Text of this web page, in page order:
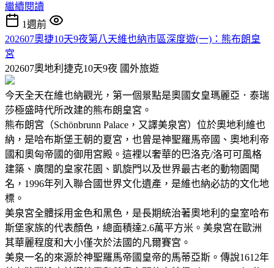
繼續閱讀
1週前
202607奧捷10天9夜第八天維也納市區深度遊(一)：熊布朗皇
宮
202607奧地利捷克10天9夜 國外旅遊
今天全天在維也納觀光，第一個景點是奧國女皇瑪麗亞．泰瑞
莎極盛時代所改建的熊布朗皇宮。
熊布朗宮（Schönbrunn Palace，又譯美泉宮）位於奧地利維也
納，是哈布斯堡王朝的夏宮，也曾是神聖羅馬帝國、奧地利帝
國和奧匈帝國的御用宮殿。這裡以奢華的巴洛克/洛可可風格
建築、廣闊的皇家花園、凱旋門以及世界最古老的動物園聞
名，1996年列入聯合國世界文化遺產，是維也納必訪的文化地
標。
美泉宮全體採用金色和黑色，是長期統治著奧地利的皇室哈布
斯堡家族的代表顏色，總面積達2.6萬平方米。美泉宮在歐洲
其華麗程度和大小僅次於法國的凡爾賽宮。
美泉一名的來源於神聖羅馬帝國皇帝的馬蒂亞斯。傳說1612年